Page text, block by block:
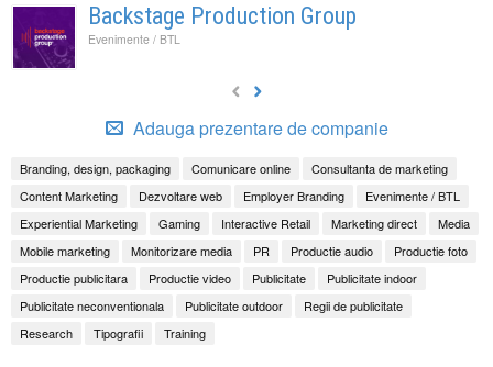
Backstage Production Group
Evenimente / BTL
Adauga prezentare de companie
Branding, design, packaging Comunicare online
Consultanta de marketing
Content Marketing
Dezvoltare web Employer Branding
Evenimente / BTL
Experiential Marketing
Gaming Interactive Retail Marketing direct
Media
Mobile marketing
Monitorizare media PR Productie audio
Productie foto
Productie publicitara
Productie video Publicitate
Publicitate indoor
Publicitate neconventionala
Publicitate outdoor
Regii de publicitate
Research
Tipografii Training